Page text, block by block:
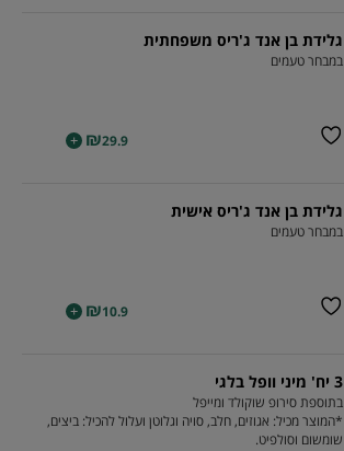
גלידת בן אנד ג'ריס משפחתית
במבחר טעמים
₪29.9
+
גלידת בן אנד ג'ריס אישית
במבחר טעמים
₪10.9
+
3 יח' מיני וופל בלגי
בתוספת סירופ שוקולד ומייפל
*המוצר מכיל: אגוזים, חלב, סויה וגלוטן ועלול להכיל: ביצים,
שומשום וסולפיט.